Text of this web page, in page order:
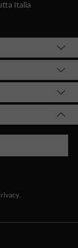
Italia
.